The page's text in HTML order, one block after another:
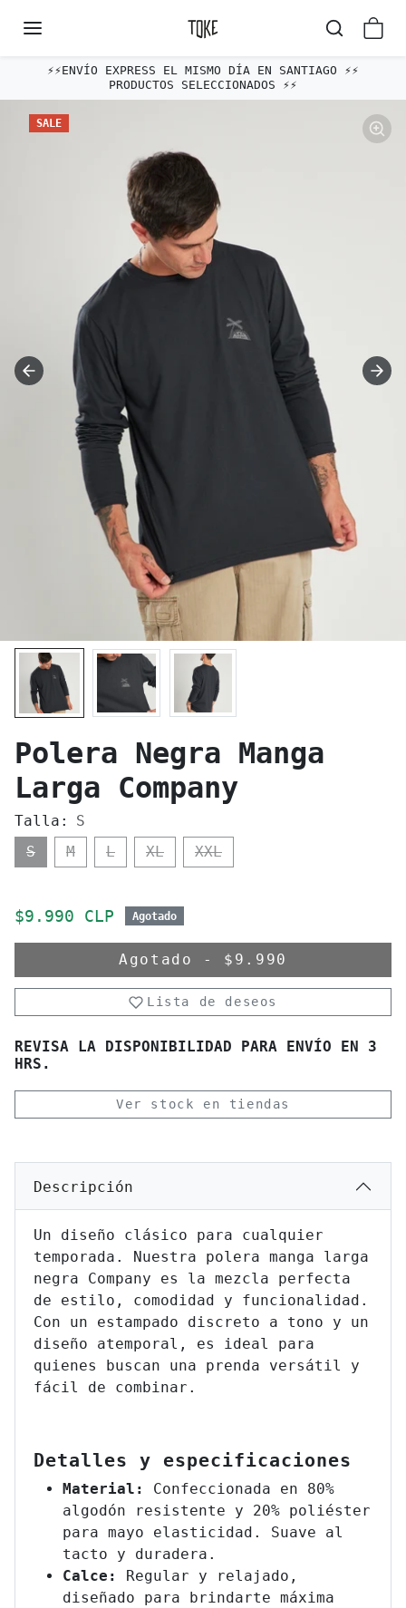
⚡️⚡️ENVÍO EXPRESS EL MISMO DÍA EN SANTIAGO ⚡️⚡️
PRODUCTOS SELECCIONADOS ⚡️⚡️
SALE
Polera Negra Manga
Larga Company
Talla:
S
S
M L XL XXL
Precio de oferta
$9.990 CLP Agotado
Agotado - $9.990
Lista de deseos
REVISA LA DISPONIBILIDAD PARA ENVÍO EN 3
HRS.
Ver stock en tiendas
Descripción
Un diseño clásico para cualquier
temporada. Nuestra polera manga larga
negra Company es la mezcla perfecta
de estilo, comodidad y funcionalidad.
Con un estampado discreto a tono y un
diseño atemporal, es ideal para
quienes buscan una prenda versátil y
fácil de combinar.
Detalles y especificaciones
Material: Confeccionada en 80%
algodón resistente y 20% poliéster
para mayo elasticidad. Suave al
tacto y duradera.
Calce: Regular y relajado,
diseñado para brindarte máxima